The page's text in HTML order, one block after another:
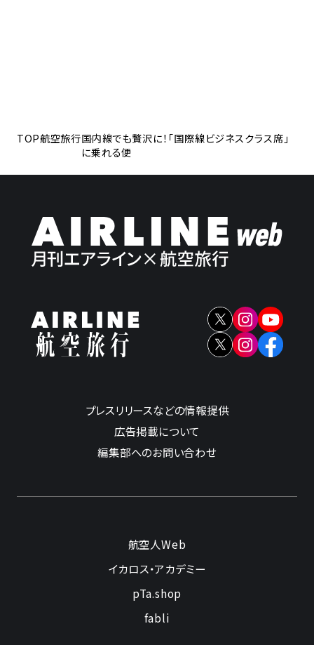
TOP航空旅行国内線でも贅沢に！「国際線ビジネスクラス席」
に乗れる便
プレスリリースなどの情報提供
広告掲載について
編集部へのお問い合わせ
航空人Web
イカロス・アカデミー
pTa.shop
fabli